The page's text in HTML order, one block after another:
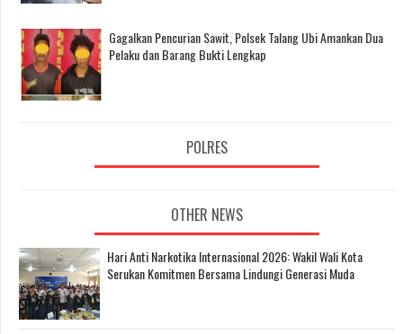
Gagalkan Pencurian Sawit, Polsek Talang Ubi Amankan Dua
Pelaku dan Barang Bukti Lengkap
POLRES
OTHER NEWS
Hari Anti Narkotika Internasional 2026: Wakil Wali Kota
Serukan Komitmen Bersama Lindungi Generasi Muda